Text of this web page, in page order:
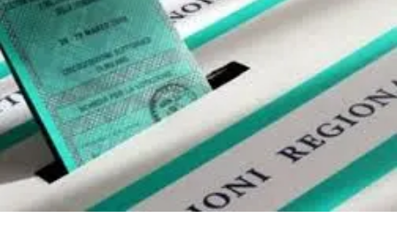
CULTURA
ECONOMIA E LAVORO
EVENTI
SPORT
Streaming
LAC TV